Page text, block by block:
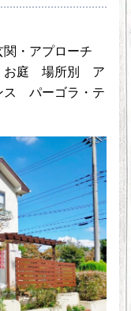
関・アプローチ
お庭 場所別
ア
ス
パーゴラ・テ